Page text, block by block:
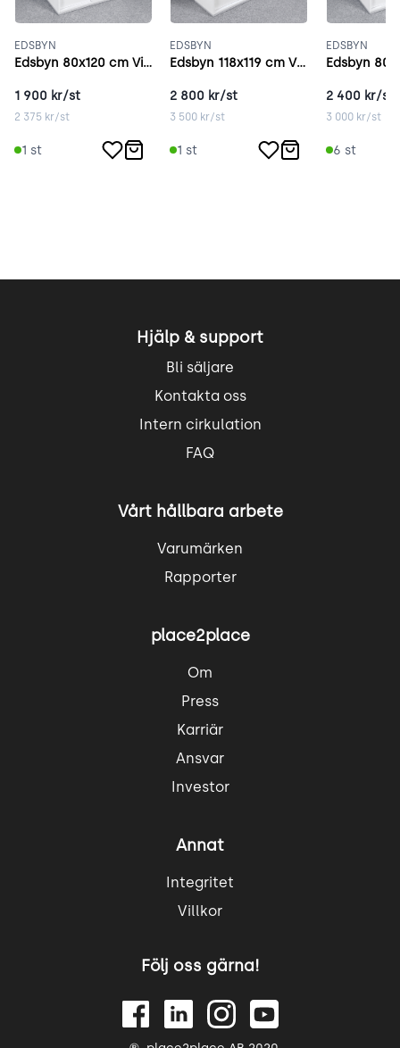
EDSBYN
Edsbyn 80x120 cm Vitt
1 900 kr/st
2 375 kr/st
1 st
EDSBYN
Edsbyn 118x119 cm Vitt
2 800 kr/st
3 500 kr/st
1 st
EDSBYN
Edsbyn
2 400 kr/st
3 000kr/st
6 st
Hjälp & support
Bli säljare
Kontakta oss
Intern cirkulation
FAQ
Vårt hållbara arbete
Varumärken
Rapporter
place2place
Om
Press
Karriär
Ansvar
Investor
Annat
Integritet
Villkor
Följ oss gärna!